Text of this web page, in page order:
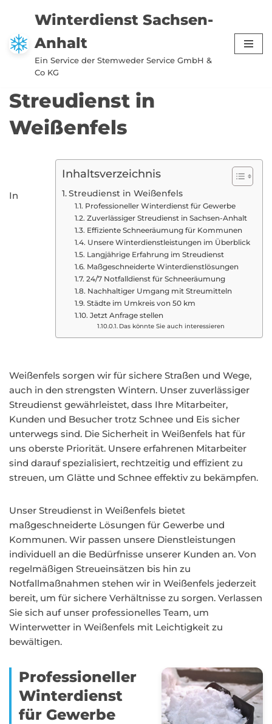
Zum
Inhalt
springen
Winterdienst Sachsen-
Anhalt
Ein Service der Stemweder Service GmbH &
Co KG
Streudienst in
Weißenfels
Inhaltsverzeichnis
Streudienst in Weißenfels
Professioneller Winterdienst für Gewerbe
Zuverlässiger Streudienst in Sachsen-Anhalt
Effiziente Schneeräumung für Kommunen
Unsere Winterdienstleistungen im Überblick
Langjährige Erfahrung im Streudienst
Maßgeschneiderte Winterdienstlösungen
24/7 Notfalldienst für Schneeräumung
Nachhaltiger Umgang mit Streumitteln
Städte im Umkreis von 50 km
Jetzt Anfrage stellen
Das könnte Sie auch interessieren
In
Weißenfels sorgen wir für sichere Straßen und Wege,
auch in den strengsten Wintern. Unser zuverlässiger
Streudienst gewährleistet, dass Ihre Mitarbeiter,
Kunden und Besucher trotz Schnee und Eis sicher
unterwegs sind. Die Sicherheit in Weißenfels hat für
uns oberste Priorität. Unsere erfahrenen Mitarbeiter
sind darauf spezialisiert, rechtzeitig und effizient zu
streuen, um Glätte und Schnee effektiv zu bekämpfen.
Unser Streudienst in Weißenfels bietet
maßgeschneiderte Lösungen für Gewerbe und
Kommunen. Wir passen unsere Dienstleistungen
individuell an die Bedürfnisse unserer Kunden an. Von
regelmäßigen Streueinsätzen bis hin zu
Notfallmaßnahmen stehen wir in Weißenfels jederzeit
bereit, um für sichere Verhältnisse zu sorgen. Verlassen
Sie sich auf unser professionelles Team, um
Winterwetter in Weißenfels mit Leichtigkeit zu
bewältigen.
Professioneller
Winterdienst
für Gewerbe